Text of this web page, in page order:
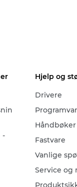
-
Hjelp og
Drivere
Håndbøker
Fastvare
Vanlige
Service og